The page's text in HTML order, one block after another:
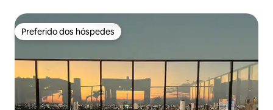
Preferido dos hóspedes
Preferido dos hóspedes